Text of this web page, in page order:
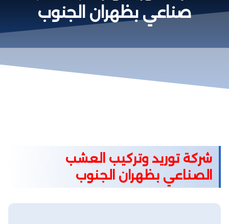
صناعي بظهران الجنوب
شركة توريد وتركيب العشب
الصناعي بظهران الجنوب